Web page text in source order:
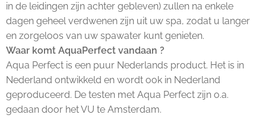
in de leidingen zijn achter gebleven) zullen na enkele
dagen geheel verdwenen zijn uit uw spa, zodat u langer
en zorgeloos van uw spawater kunt genieten.
Waar komt AquaPerfect vandaan ?
Aqua Perfect is een puur Nederlands product. Het is in
Nederland ontwikkeld en wordt ook in Nederland
geproduceerd. De testen met Aqua Perfect zijn o.a.
gedaan door het VU te Amsterdam.